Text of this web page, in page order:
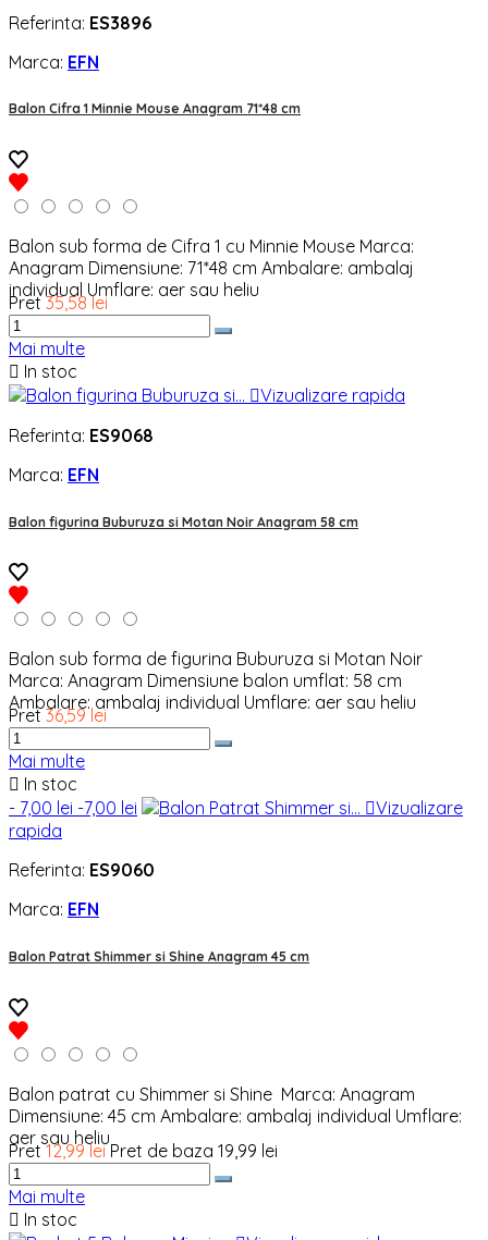
Referinta: ES3896
Marca: EFN
Balon Cifra 1 Minnie Mouse Anagram 71*48 cm
Balon sub forma de Cifra 1 cu Minnie Mouse Marca:
Anagram Dimensiune: 71*48 cm Ambalare: ambalaj
individual Umflare: aer sau heliu
Pret 35,58 lei
Mai multe
 In stoc
Vizualizare rapida
Referinta: ES9068
Marca: EFN
Balon figurina Buburuza si Motan Noir Anagram 58 cm
Balon sub forma de figurina Buburuza si Motan Noir
Marca: Anagram Dimensiune balon umflat: 58 cm
Ambalare: ambalaj individual Umflare: aer sau heliu
Pret 36,59 lei
Mai multe
 In stoc
- 7,00 lei -7,00 lei Vizualizare
rapida
Referinta: ES9060
Marca: EFN
Balon Patrat Shimmer si Shine Anagram 45 cm
Balon patrat cu Shimmer si Shine Marca: Anagram
Dimensiune: 45 cm Ambalare: ambalaj individual Umflare:
aer sau heliu
Pret 12,99 lei Pret de baza 19,99 lei
Mai multe
 In stoc